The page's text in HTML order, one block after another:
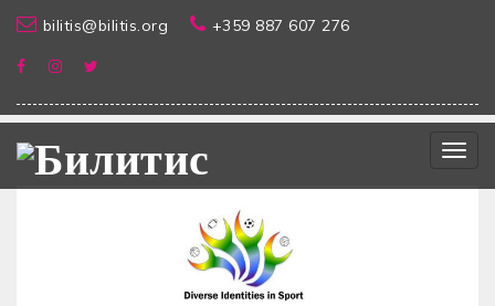
bilitis@bilitis.org +359 887 607 276